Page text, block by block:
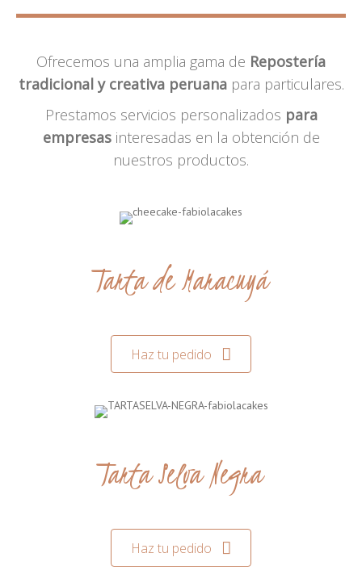
Ofrecemos una amplia gama de Repostería
tradicional y creativa peruanapara particulares.
Prestamos servicios personalizados para
empresasinteresadas en la obtención de
nuestros productos.
Tarta de Maracuyá
Haz tu pedido
Tarta Selva Negra
Haz tu pedido